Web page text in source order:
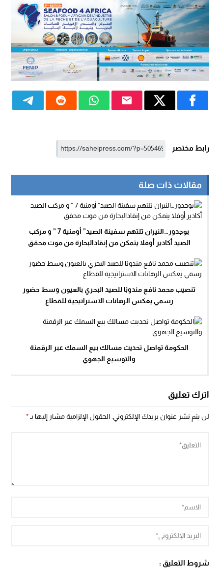
رابط مختصر
مقالات ذات صلة
بوجدور…النيران تلتهم سفينة الصيد” أومنية 7 ” و مركب
الصيد أكادير أوفلا يتمكن من إنقادالبحارة من موت محقق
تنصيب محمد نافع مندوبًا للصيد البحري بالعيون وسط حضور
رسمي يعكس الرهانات الاستراتيجية للقطاع
الحكومة تواصل تحديث مسالك بيع السمك عبر الرقمنة
والتوسيع الجهوي
اترك تعليق
لن يتم نشر عنوان بريدك الإلكتروني. الحقول الإلزامية مشار إليها بـ*
شروط التعليق :